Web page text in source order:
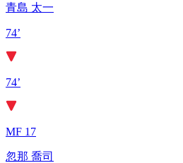
青島 太一
74’
74’
MF 17
忽那 喬司